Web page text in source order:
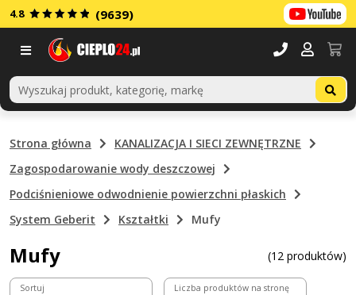
4.8 (9639)
Strona główna
KANALIZACJA I SIECI ZEWNĘTRZNE
Zagospodarowanie wody deszczowej
Podciśnieniowe odwodnienie powierzchni płaskich
System Geberit
Kształtki Mufy
Mufy (12 produktów)
Sortuj Liczba produktów na stronę